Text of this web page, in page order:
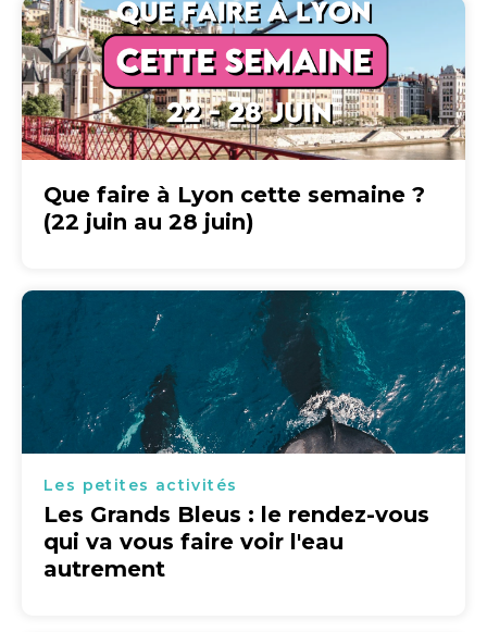
Que faire à Lyon cette semaine ?
(22 juin au 28 juin)
Les petites activités
Les Grands Bleus : le rendez-vous
qui va vous faire voir l'eau
autrement